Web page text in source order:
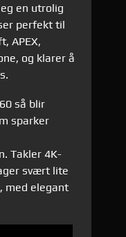
en utrolig
perfekt til
APEX,
og klarer å
så blir
sparker
Takler 4K-
svært lite
med elegant